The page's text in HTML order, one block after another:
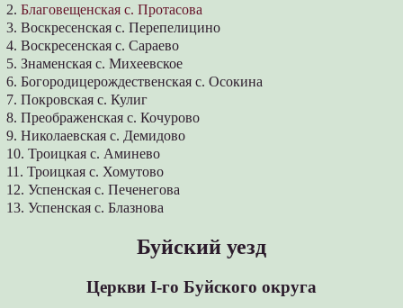
2.Благовещенская с. Протасова
3. Воскресенская с. Перепелицино
4. Воскресенская с. Сараево
5. Знаменская с. Михеевское
6. Богородицерождественская с. Осокина
7. Покровская с. Кулиг
8. Преображенская с. Кочурово
9. Николаевская с. Демидово
10. Троицкая с. Аминево
11. Троицкая с. Хомутово
12. Успенская с. Печенегова
13. Успенская с. Блазнова
Буйский уезд
Церкви I-го Буйского округа